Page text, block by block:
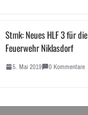
Stmk: Neues HLF 3 für die
Feuerwehr Niklasdorf
5. Mai 2019 0 Kommentare